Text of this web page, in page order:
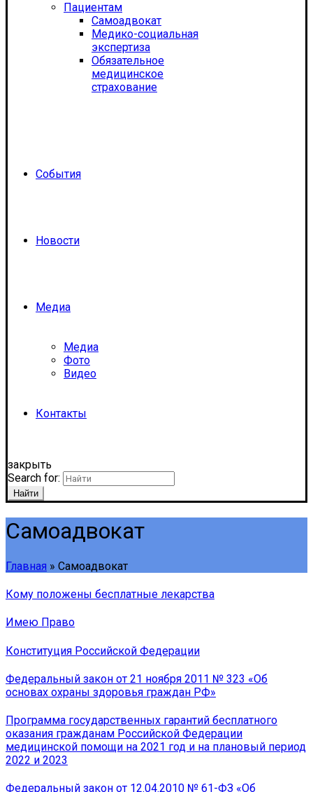
Пациентам
Самоадвокат
Медико-социальная
экспертиза
Обязательное
медицинское
страхование
События
Новости
Медиа
Медиа
Фото
Видео
Контакты
закрыть
Search for:
Найти
Самоадвокат
Главная » Самоадвокат
Кому положены бесплатные лекарства
Имею Право
Конституция Российской Федерации
Федеральный закон от 21 ноября 2011 № 323 «Об
основах охраны здоровья граждан РФ»
Программа государственных гарантий бесплатного
оказания гражданам Российской Федерации
медицинской помощи на 2021 год и на плановый период
2022 и 2023
Федеральный закон от 12.04.2010 № 61-ФЗ «Об